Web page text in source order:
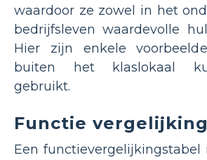
waardoor ze zowel in het
bedrijfsleven waardevolle
Hier zijn enkele
buiten het klaslokaal
gebruikt.
Functie
Een functievergelijkingstabel